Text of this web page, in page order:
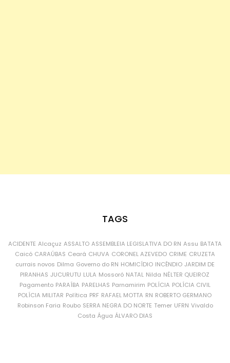
TAGS
ACIDENTE Alcaçuz ASSALTO ASSEMBLEIA LEGISLATIVA DO RN Assu BATATA
Caicó CARAÚBAS Ceará CHUVA CORONEL AZEVEDO CRIME CRUZETA
currais novos Dilma Governo do RN HOMICÍDIO INCÊNDIO JARDIM DE
PIRANHAS JUCURUTU LULA Mossoró NATAL Nilda NÉLTER QUEIROZ
Pagamento PARAÍBA PARELHAS Parnamirim POLÍCIA POLÍCIA CIVIL
POLÍCIA MILITAR Política PRF RAFAEL MOTTA RN ROBERTO GERMANO
Robinson Faria Roubo SERRA NEGRA DO NORTE Temer UFRN Vivaldo
Costa Água ÁLVARO DIAS